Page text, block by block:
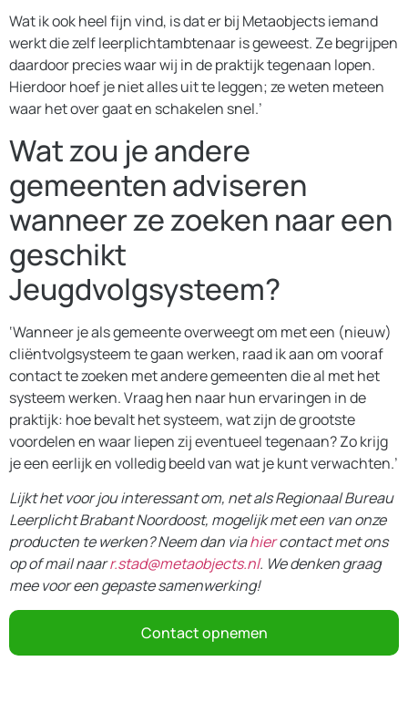
Wat ik ook heel fijn vind, is dat er bij Metaobjects iemand
werkt die zelf leerplichtambtenaar is geweest. Ze begrijpen
daardoor precies waar wij in de praktijk tegenaan lopen.
Hierdoor hoef je niet alles uit te leggen; ze weten meteen
waar het over gaat en schakelen snel.’
Wat zou je andere
gemeenten adviseren
wanneer ze zoeken naar een
geschikt
Jeugdvolgsysteem?
‘Wanneer je als gemeente overweegt om met een (nieuw)
cliëntvolgsysteem te gaan werken, raad ik aan om vooraf
contact te zoeken met andere gemeenten die al met het
systeem werken. Vraag hen naar hun ervaringen in de
praktijk: hoe bevalt het systeem, wat zijn de grootste
voordelen en waar liepen zij eventueel tegenaan? Zo krijg
je een eerlijk en volledig beeld van wat je kunt verwachten.’
Lijkt het voor jou interessant om, net als Regionaal Bureau
Leerplicht Brabant Noordoost, mogelijk met een van onze
producten te werken? Neem dan viahiercontact met ons
op of mail naarr.stad@metaobjects.nl. We denken graag
mee voor een gepaste samenwerking!
Contact opnemen